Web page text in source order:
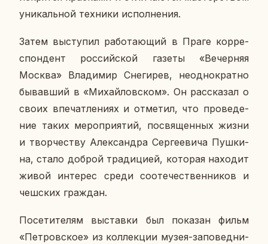
уни­каль­ной тех­ни­ки ис­пол­не­ния.
Затем вы­сту­пил ра­бо­та­ю­щий в Праге кор­ре­
спон­дент рос­сий­ской газеты «Ве­чер­няя
Москва» Вла­ди­мир Сне­ги­рев, неод­но­крат­но
бы­вав­ший в «Ми­хай­лов­ском». Он рас­ска­зал о
своих впе­чат­ле­ни­ях и от­ме­тил, что про­ве­де­
ние таких ме­ро­при­я­тий, по­свя­щен­ных жизни
и твор­че­ству Алек­сандра Сер­ге­е­ви­ча Пуш­ки­
на, стало доброй тра­ди­ци­ей, ко­то­рая на­хо­дит
живой ин­те­рес среди со­оте­че­ствен­ни­ков и
чеш­ских граж­дан.
По­се­ти­те­лям вы­став­ки был по­ка­зан фильм
«Пет­ров­ское» из кол­лек­ции музея-за­по­вед­ни­